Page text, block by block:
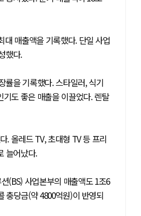
대 매출액을 기록했다. 단일 사업
했다.
률을 기록했다. 스타일러, 식기
도 좋은 매출을 이끌었다. 렌탈
. 올레드 TV, 초대형 TV 등 프리
늘어났다.
(BS) 사업본부의 매출액도 1조6
충당금(약 4800억원)이 반영되